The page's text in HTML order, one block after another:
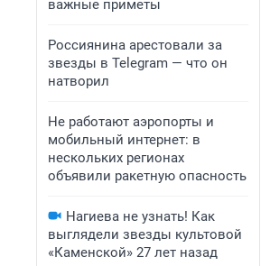
важные приметы
Россиянина арестовали за
звезды в Telegram — что он
натворил
Не работают аэропорты и
мобильный интернет: в
нескольких регионах
объявили ракетную опасность
Нагиева не узнать! Как
выглядели звезды культовой
«Каменской» 27 лет назад